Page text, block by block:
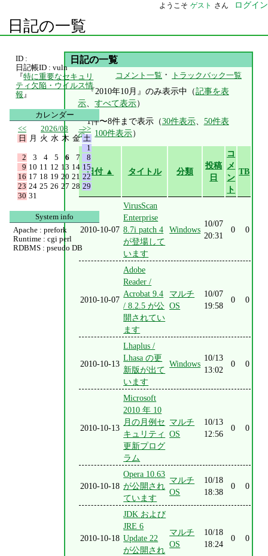
ようこそ ゲスト さん ログイン
日記の一覧
日記の一覧
コメント一覧 ・ トラックバック一覧
『2010年10月』のみ表示中（記事を表
示、すべて表示）
1件〜8件まで表示（30件表示、 50件表
示、 100件表示）
日付 ▲ タイトル 分類
投稿
日
コ
メ
ン
ト
TB
2010-10-07
VirusScan
Enterprise
8.7i patch 4
が登場して
います
Windows
10/07
20:31
0 0
2010-10-07
Adobe
Reader /
Acrobat 9.4
/ 8.2.5 が公
開されてい
ます
マルチ
OS
10/07
19:58
0 0
2010-10-13
Lhaplus /
Lhasa の更
新版が出て
います
Windows
10/13
13:02
0 0
2010-10-13
Microsoft
2010 年 10
月の月例セ
キュリティ
更新プログ
ラム
マルチ
OS
10/13
12:56
0 0
2010-10-18
Opera 10.63
が公開され
ています
マルチ
OS
10/18
18:38
0 0
2010-10-18
JDK および
JRE 6
Update 22
が公開され
マルチ
OS
10/18
18:24
0 0
ID :
日記帳ID : vuln
『特に重要なセキュリ
ティ欠陥・ウイルス情
報 』
カレンダー
<<
2026/08
>>
日
月 火 水 木 金 土
1
2
3 4 5 6 7
8
9 10 11 12 13 14 15
16 17 18 19 20 21 22
23 24 25 26 27 28 29
30 31
System info
Apache : prefork
Runtime : cgi perl
RDBMS : pseudo DB